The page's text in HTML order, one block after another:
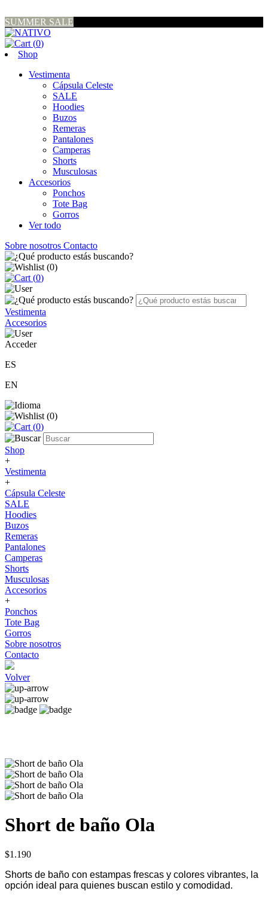
SUMMER SALE
(0)
Shop
Vestimenta
Cápsula Celeste
SALE
Hoodies
Buzos
Remeras
Pantalones
Camperas
Shorts
Musculosas
Accesorios
Ponchos
Tote Bag
Gorros
Ver todo
Sobre nosotros Contacto
(0)
(0)
Vestimenta
Accesorios
Acceder
ES
EN
(0)
(0)
Shop
+
Vestimenta
+
Cápsula Celeste
SALE
Hoodies
Buzos
Remeras
Pantalones
Camperas
Shorts
Musculosas
Accesorios
+
Ponchos
Tote Bag
Gorros
Sobre nosotros
Contacto
Volver
Short de baño Ola
$1.190
Shorts de baño con estampas frescas y colores vibrantes, la
opción ideal para quienes buscan estilo y comodidad.